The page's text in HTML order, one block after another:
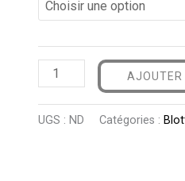
AJOUTER
UGS : ND Catégories :